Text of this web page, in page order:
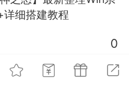
0
户才可以进行下载